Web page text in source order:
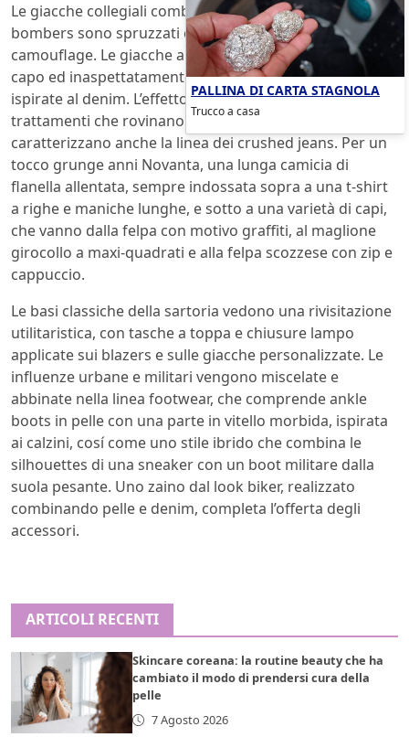
Le giacche collegiali combinano pelle e lanetta, mentre i
bombers sono spruzzati con un caratteristico disegno
camouflage. Le giacche a vento e i parka sono tinti in
capo ed inaspettatamente rilavorati con tecniche
ispirate al denim. L’effetto vissuto é ottenuto grazie a
trattamenti che rovinano e poi rigenerano i capi, che
caratterizzano anche la linea dei crushed jeans. Per un
tocco grunge anni Novanta, una lunga camicia di
flanella allentata, sempre indossata sopra a una t-shirt
a righe e maniche lunghe, e sotto a una varietà di capi,
che vanno dalla felpa con motivo graffiti, al maglione
girocollo a maxi-quadrati e alla felpa scozzese con zip e
cappuccio.
Le basi classiche della sartoria vedono una rivisitazione
utilitaristica, con tasche a toppa e chiusure lampo
applicate sui blazers e sulle giacche personalizzate. Le
influenze urbane e militari vengono miscelate e
abbinate nella linea footwear, che comprende ankle
boots in pelle con una parte in vitello morbida, ispirata
ai calzini, cosí come uno stile ibrido che combina le
silhouettes di una sneaker con un boot militare dalla
suola pesante. Uno zaino dal look biker, realizzato
combinando pelle e denim, completa l’offerta degli
accessori.
ARTICOLI RECENTI
Skincare coreana: la routine beauty che ha
cambiato il modo di prendersi cura della
pelle
7 Agosto 2026
PALLINA DI CARTA STAGNOLA
Trucco a casa